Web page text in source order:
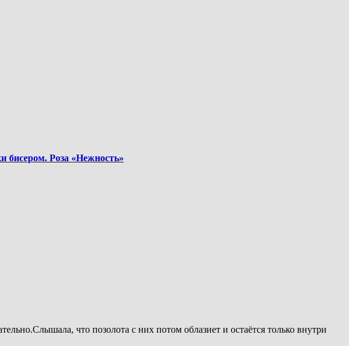
бисером. Роза «Нежность»
что позолота с них потом облазиет и остаётся только внутри